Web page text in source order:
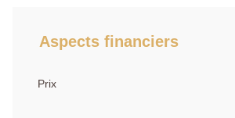
Aspects financiers
Prix